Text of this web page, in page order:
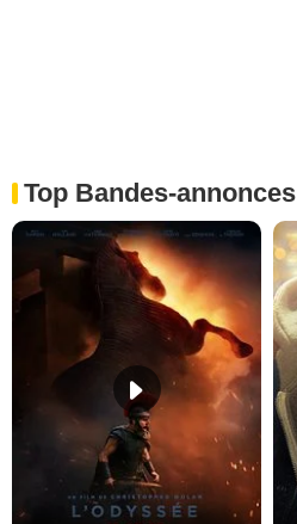
Top Bandes-annonces